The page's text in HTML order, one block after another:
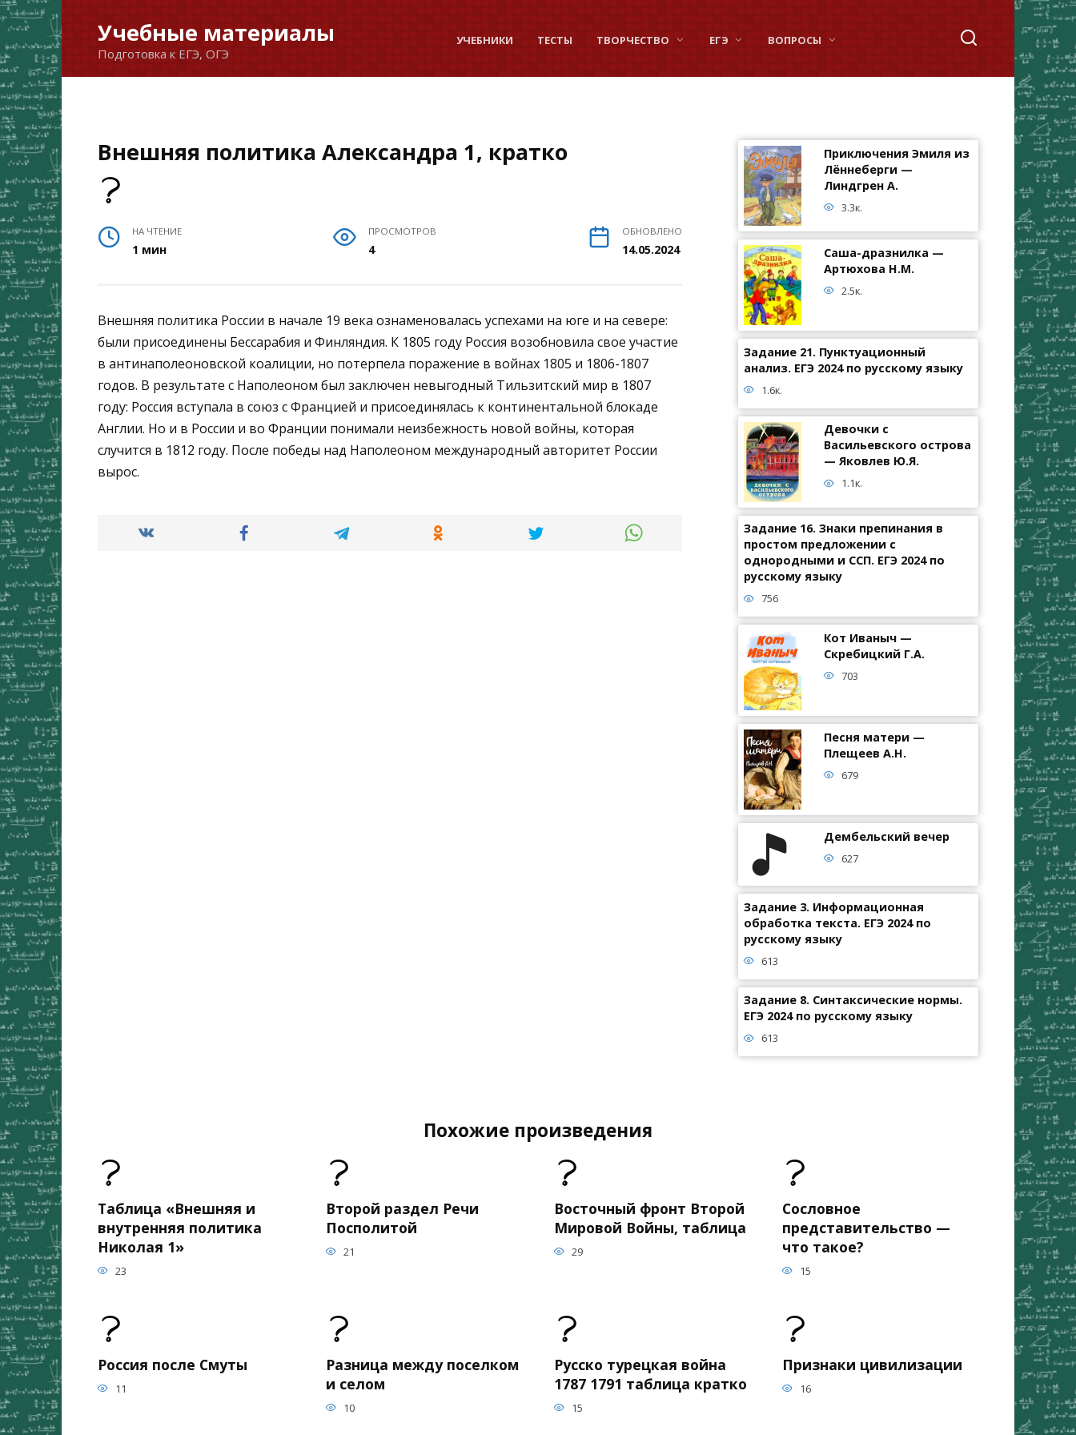
Перейти
содержанию
Учебные материалы
Подготовка к ЕГЭ, ОГЭ
УЧЕБНИКИ ТЕСТЫ ТВОРЧЕСТВО ЕГЭ ВОПРОСЫ
Внешняя политика Александра 1, кратко
НА ЧТЕНИЕ
1 мин
ПРОСМОТРОВ
4
ОБНОВЛЕНО
14.05.2024
Внешняя политика России в начале 19 века ознаменовалась успехами на юге и на севере:
были присоединены Бессарабия и Финляндия. К 1805 году Россия возобновила свое участие
в антинаполеоновской коалиции, но потерпела поражение в войнах 1805 и 1806-1807
годов. В результате с Наполеоном был заключен невыгодный Тильзитский мир в 1807
году: Россия вступала в союз с Францией и присоединялась к континентальной блокаде
Англии. Но и в России и во Франции понимали неизбежность новой войны, которая
случится в 1812 году. После победы над Наполеоном международный авторитет России
вырос.
Приключения Эмиля из
Лённеберги —
Линдгрен А.
3.3к.
Саша-дразнилка —
Артюхова Н.М.
2.5к.
Задание 21. Пунктуационный
анализ. ЕГЭ 2024 по русскому языку
1.6к.
Девочки с
Васильевского острова
— Яковлев Ю.Я.
1.1к.
Задание 16. Знаки препинания в
простом предложении с
однородными и ССП. ЕГЭ 2024 по
русскому языку
756
Кот Иваныч —
Скребицкий Г.А.
703
Песня матери —
Плещеев А.Н.
679
Дембельский вечер
627
Задание 3. Информационная
обработка текста. ЕГЭ 2024 по
русскому языку
613
Задание 8. Синтаксические нормы.
ЕГЭ 2024 по русскому языку
613
Похожие произведения
Таблица «Внешняя и
внутренняя политика
Николая 1»
23
Второй раздел Речи
Посполитой
21
Восточный фронт Второй
Мировой Войны, таблица
29
Сословное
представительство —
что такое?
15
Россия после Смуты
11
Разница между поселком
и селом
10
Русско турецкая война
1787 1791 таблица кратко
15
Признаки цивилизации
16